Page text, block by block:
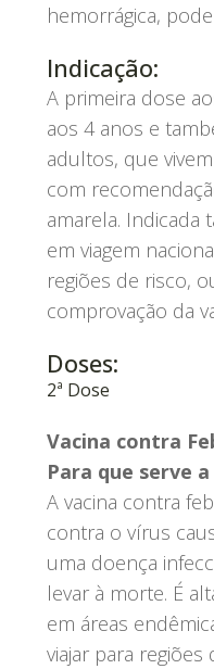
hemorrágica,
Indicação:
A primeira dose
aos 4 anos e
adultos, que
com
amarela. Indicada
em viagem
regiões de risco,
comprovação da
Doses:
2ª Dose
Vacina contra
Para que serve a
A vacina contra
contra o vírus
uma doença
levar à morte. É
em áreas
viajar para regiões